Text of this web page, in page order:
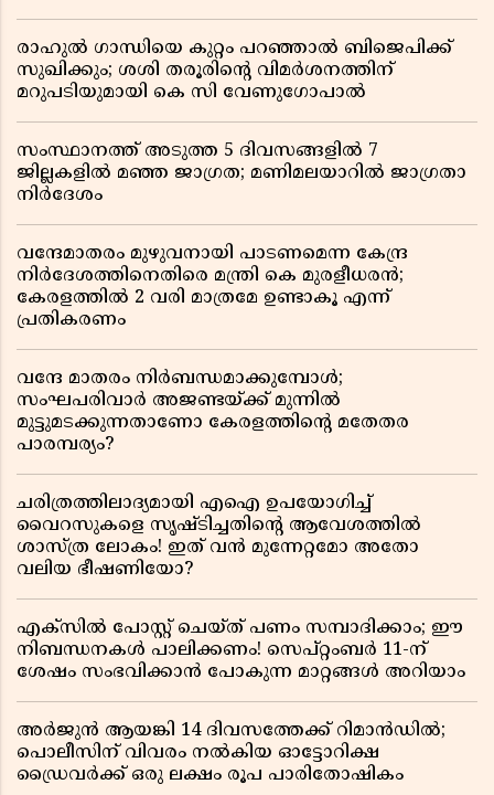
രാഹുൽ ഗാന്ധിയെ കുറ്റം പറഞ്ഞാൽ ബിജെപിക്ക്
സുഖിക്കും; ശശി തരൂരിന്റെ വിമർശനത്തിന്
മറുപടിയുമായി കെ സി വേണുഗോപാൽ
സംസ്ഥാനത്ത് അടുത്ത 5 ദിവസങ്ങളിൽ 7
ജില്ലകളിൽ മഞ്ഞ ജാഗ്രത; മണിമലയാറിൽ ജാഗ്രതാ
നിർദേശം
വന്ദേമാതരം മുഴുവനായി പാടണമെന്ന കേന്ദ്ര
നിർദേശത്തിനെതിരെ മന്ത്രി കെ മുരളീധരൻ;
കേരളത്തിൽ 2 വരി മാത്രമേ ഉണ്ടാകൂ എന്ന്
പ്രതികരണം
വന്ദേ മാതരം നിർബന്ധമാക്കുമ്പോൾ;
സംഘപരിവാർ അജണ്ടയ്ക്ക് മുന്നിൽ
മുട്ടുമടക്കുന്നതാണോ കേരളത്തിന്റെ മതേതര
പാരമ്പര്യം?
ചരിത്രത്തിലാദ്യമായി എഐ ഉപയോഗിച്ച്
വൈറസുകളെ സൃഷ്ടിച്ചതിന്റെ ആവേശത്തിൽ
ശാസ്ത്ര ലോകം! ഇത് വൻ മുന്നേറ്റമോ അതോ
വലിയ ഭീഷണിയോ?
എക്സിൽ പോസ്റ്റ് ചെയ്ത് പണം സമ്പാദിക്കാം; ഈ
നിബന്ധനകൾ പാലിക്കണം! സെപ്റ്റംബർ 11-ന്
ശേഷം സംഭവിക്കാൻ പോകുന്ന മാറ്റങ്ങൾ അറിയാം
അർജുൻ ആയങ്കി 14 ദിവസത്തേക്ക് റിമാൻഡിൽ;
പൊലീസിന് വിവരം നൽകിയ ഓട്ടോറിക്ഷ
ഡ്രൈവർക്ക് ഒരു ലക്ഷം രൂപ പാരിതോഷികം